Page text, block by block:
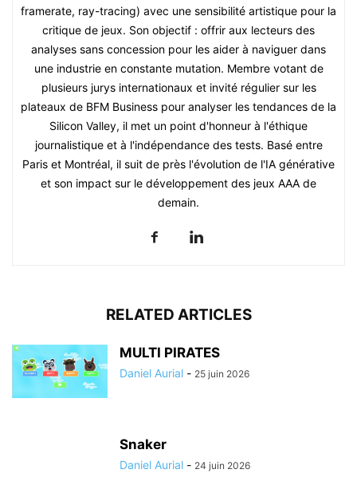
framerate, ray-tracing) avec une sensibilité artistique pour la
critique de jeux. Son objectif : offrir aux lecteurs des
analyses sans concession pour les aider à naviguer dans
une industrie en constante mutation. Membre votant de
plusieurs jurys internationaux et invité régulier sur les
plateaux de BFM Business pour analyser les tendances de la
Silicon Valley, il met un point d'honneur à l'éthique
journalistique et à l'indépendance des tests. Basé entre
Paris et Montréal, il suit de près l'évolution de l'IA générative
et son impact sur le développement des jeux AAA de
demain.
RELATED ARTICLES
MULTI PIRATES
Daniel Aurial - 25 juin 2026
Snaker
Daniel Aurial - 24 juin 2026